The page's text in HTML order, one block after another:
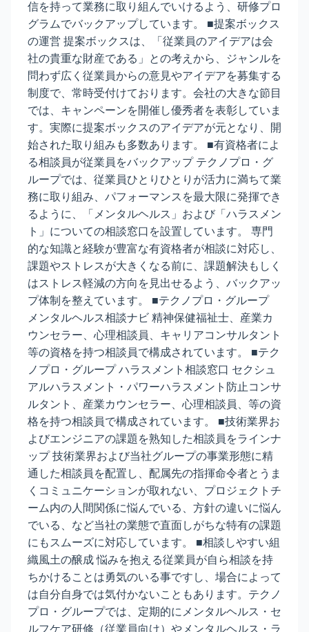
信を持って業務に取り組んでいけるよう、研修プロ
グラムでバックアップしています。 ■提案ボックス
の運営 提案ボックスは、「従業員のアイデアは会
社の貴重な財産である」との考えから、ジャンルを
問わず広く従業員からの意見やアイデアを募集する
制度で、常時受付けております。会社の大きな節目
では、キャンペーンを開催し優秀者を表彰していま
す。実際に提案ボックスのアイデアが元となり、開
始された取り組みも多数あります。 ■有資格者によ
る相談員が従業員をバックアップ テクノプロ・グ
ループでは、従業員ひとりひとりが活力に満ちて業
務に取り組み、パフォーマンスを最大限に発揮でき
るように、「メンタルヘルス」および「ハラスメン
ト」についての相談窓口を設置しています。 専門
的な知識と経験が豊富な有資格者が相談に対応し、
課題やストレスが大きくなる前に、課題解決もしく
はストレス軽減の方向を見出せるよう、バックアッ
プ体制を整えています。 ■テクノプロ・グループ
メンタルヘルス相談ナビ 精神保健福祉士、産業カ
ウンセラー、心理相談員、キャリアコンサルタント
等の資格を持つ相談員で構成されています。 ■テク
ノプロ・グループ ハラスメント相談窓口 セクシュ
アルハラスメント・パワーハラスメント防止コンサ
ルタント、産業カウンセラー、心理相談員、等の資
格を持つ相談員で構成されています。 ■技術業界お
よびエンジニアの課題を熟知した相談員をラインナ
ップ 技術業界および当社グループの事業形態に精
通した相談員を配置し、配属先の指揮命令者とうま
くコミュニケーションが取れない、プロジェクトチ
ーム内の人間関係に悩んでいる、方針の違いに悩ん
でいる、など当社の業態で直面しがちな特有の課題
にもスムーズに対応しています。 ■相談しやすい組
織風土の醸成 悩みを抱える従業員が自ら相談を持
ちかけることは勇気のいる事ですし、場合によって
は自分自身では気付かないこともあります。テクノ
プロ・グループでは、定期的にメンタルヘルス・セ
ルフケア研修（従業員向け）やメンタルヘルス・ラ